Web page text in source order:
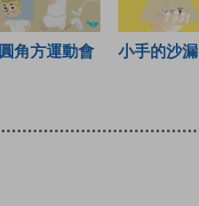
圓角方運動會 小手的沙漏